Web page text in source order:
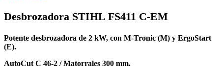
Desbrozadora STIHL FS411 C-EM
Potente desbrozadora de 2 kW, con M-Tronic (M) y ErgoStart
(E).
AutoCut C 46-2 / Matorrales 300 mm.